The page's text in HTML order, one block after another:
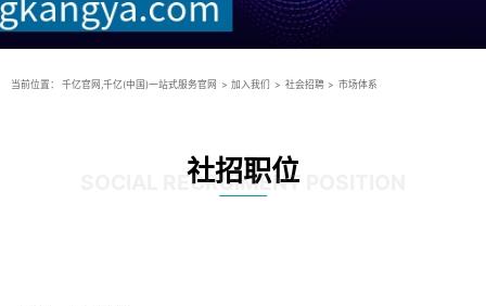
当前位置： 千亿官网,千亿(中国)一站式服务官网 > 加入我们 > 社会招聘 > 市场体系
社招职位
SOCIAL RECRUIMENT POSITION